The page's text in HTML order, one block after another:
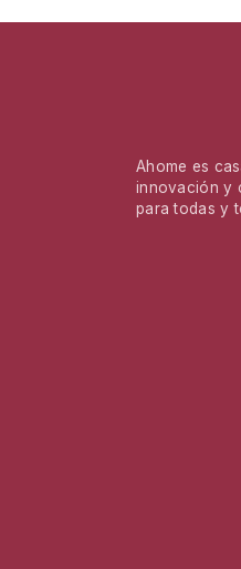
Ahome es
innovación y
para todas y